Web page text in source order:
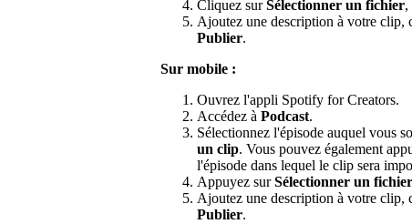
Cliquez surSélectionner un fichier,
Ajoutez une description à votre clip,
Publier.
Sur mobile :
Ouvrez l'appli Spotify for Creators.
Accédez à Podcast.
Sélectionnez l'épisode auquel vous
un clip. Vous pouvez également
l'épisode dans lequel le clip sera
Appuyez surSélectionner un fichier
Ajoutez une description à votre clip,
Publier.